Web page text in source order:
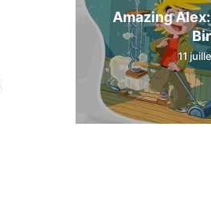
Amazing
11